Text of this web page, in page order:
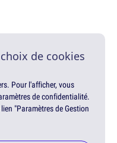
de cookies
Pour l'afficher, vous
de confidentialité.
"Paramètres de Gestion